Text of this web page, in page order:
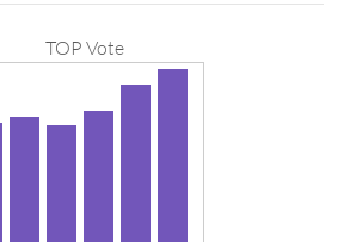
TOP Vote